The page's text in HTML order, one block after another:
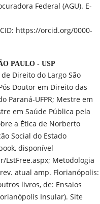
Federal (AGU). E-
https://orcid.org/0000-
PAULO - USP
Direito do Largo São
Doutor em Direito das
Paraná-UFPR; Mestre em
em Saúde Pública pela
a Ética de Norberto
Social do Estado
disponível
Metodologia
atual amp. Florianópolis:
livros, de: Ensaios
Insular). Site